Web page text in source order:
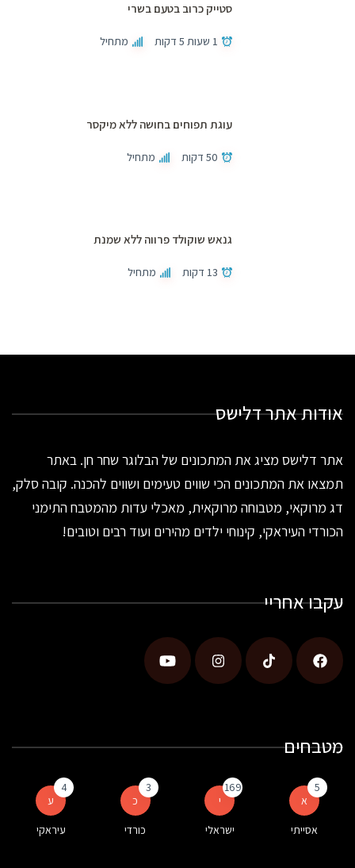
סטייק כרוב בטעם בשרי
1 שעות 5 דקות מתחיל
עוגת תפוחים בחושה ללא מיקסר
50 דקות מתחיל
גנאש שוקולד פרווה ללא שמנת
13 דקות מתחיל
אודות אתר דלישס
אתר דלישס מציג את המתכונים של הבלוגר שחר חן. באתר
תמצאו את המתכונים הכי שווים טעימים ושווים להכנה. קובה סלק,
דג מרוקאי, מטבוחה מרוקאית, מאכלי עדות מהמטבח התימני
הכורדי העיראקי, קינוחי ילדים מהירים ועוד רבים וטובים!
עקבו אחריי
מטבחים
א
5
אסייתי
י
169
ישראלי
כ
3
כורדי
ע
4
עיראקי